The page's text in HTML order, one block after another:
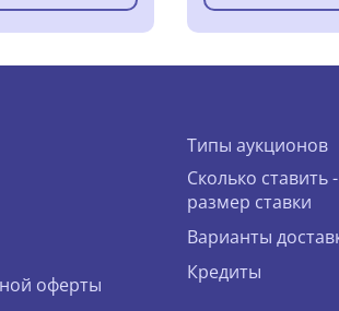
оферты
Типы аукционов
Сколько
размер ставки
Варианты
Кредиты